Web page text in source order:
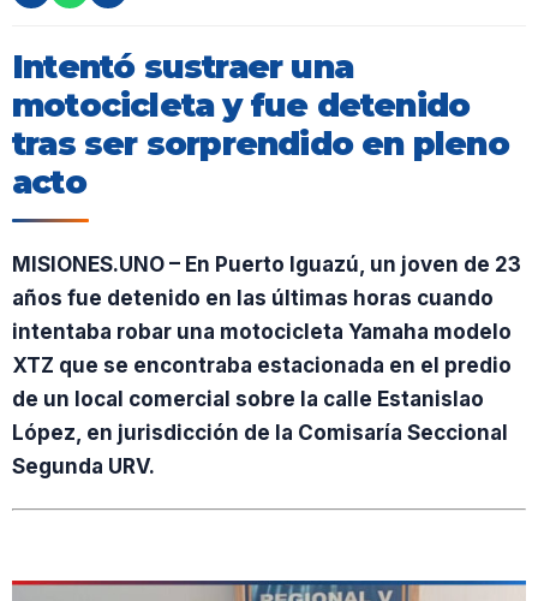
Intentó sustraer una
motocicleta y fue detenido
tras ser sorprendido en pleno
acto
MISIONES.UNO – En Puerto Iguazú, un joven de 23
años fue detenido en las últimas horas cuando
intentaba robar una motocicleta Yamaha modelo
XTZ que se encontraba estacionada en el predio
de un local comercial sobre la calle Estanislao
López, en jurisdicción de la Comisaría Seccional
Segunda URV.